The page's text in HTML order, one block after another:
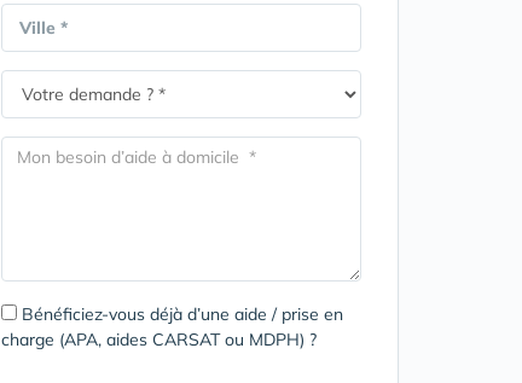
Ville *
Bénéficiez-vous déjà d’une aide / prise en
charge (APA, aides CARSAT ou MDPH) ?